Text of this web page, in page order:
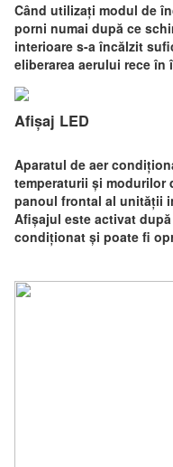
Când utilizați modul de
porni numai după ce
interioare s-a încălzit
eliberarea aerului rece în
Afișaj LED
Aparatul de aer
temperaturii și modurilor
panoul frontal al unității
Afișajul este activat
condiționat și poate fi